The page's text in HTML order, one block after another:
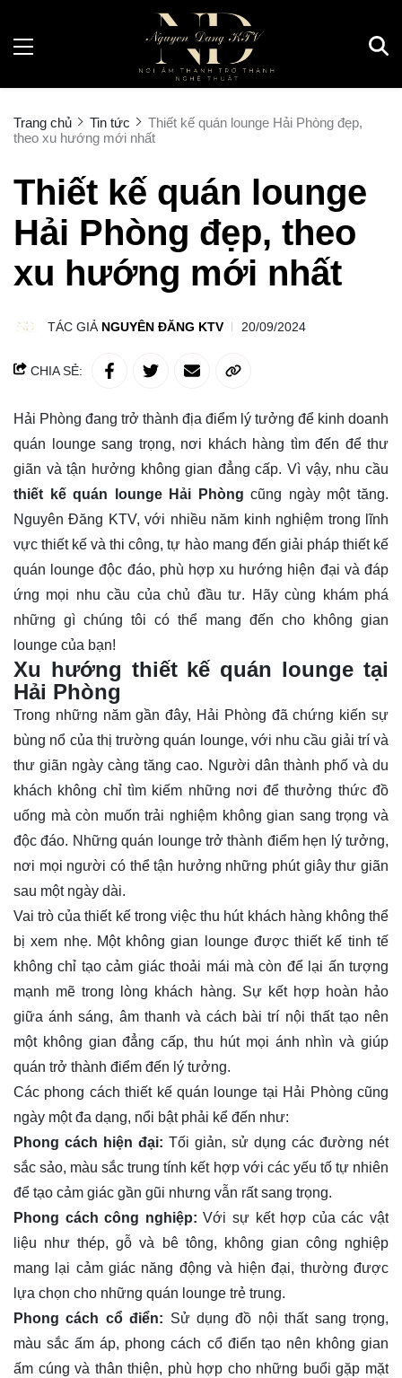
Trang chủ Tin tức
Thiết kế quán lounge Hải Phòng đẹp,
theo xu hướng mới nhất
Thiết kế quán lounge
Hải Phòng đẹp, theo
xu hướng mới nhất
TÁC GIẢ NGUYÊN ĐĂNG KTV 20/09/2024
CHIA SẺ:
Hải Phòng đang trở thành địa điểm lý tưởng để kinh doanh
quán lounge sang trọng, nơi khách hàng tìm đến để thư
giãn và tận hưởng không gian đẳng cấp. Vì vậy, nhu cầu
thiết kế quán lounge Hải Phòng cũng ngày một tăng.
Nguyên Đăng KTV, với nhiều năm kinh nghiệm trong lĩnh
vực thiết kế và thi công, tự hào mang đến giải pháp thiết kế
quán lounge độc đáo, phù hợp xu hướng hiện đại và đáp
ứng mọi nhu cầu của chủ đầu tư. Hãy cùng khám phá
những gì chúng tôi có thể mang đến cho không gian
lounge của bạn!
Xu hướng thiết kế quán lounge tại
Hải Phòng
Trong những năm gần đây, Hải Phòng đã chứng kiến sự
bùng nổ của thị trường quán lounge, với nhu cầu giải trí và
thư giãn ngày càng tăng cao. Người dân thành phố và du
khách không chỉ tìm kiếm những nơi để thưởng thức đồ
uống mà còn muốn trải nghiệm không gian sang trọng và
độc đáo. Những quán lounge trở thành điểm hẹn lý tưởng,
nơi mọi người có thể tận hưởng những phút giây thư giãn
sau một ngày dài.
Vai trò của thiết kế trong việc thu hút khách hàng không thể
bị xem nhẹ. Một không gian lounge được thiết kế tinh tế
không chỉ tạo cảm giác thoải mái mà còn để lại ấn tượng
mạnh mẽ trong lòng khách hàng. Sự kết hợp hoàn hảo
giữa ánh sáng, âm thanh và cách bài trí nội thất tạo nên
một không gian đẳng cấp, thu hút mọi ánh nhìn và giúp
quán trở thành điểm đến lý tưởng.
Các phong cách thiết kế quán lounge tại Hải Phòng cũng
ngày một đa dạng, nổi bật phải kể đến như:
Phong cách hiện đại: Tối giản, sử dụng các đường nét
sắc sảo, màu sắc trung tính kết hợp với các yếu tố tự nhiên
để tạo cảm giác gần gũi nhưng vẫn rất sang trọng.
Phong cách công nghiệp:Với sự kết hợp của các vật
liệu như thép, gỗ và bê tông, không gian công nghiệp
mang lại cảm giác năng động và hiện đại, thường được
lựa chọn cho những quán lounge trẻ trung.
Phong cách cổ điển: Sử dụng đồ nội thất sang trọng,
màu sắc ấm áp, phong cách cổ điển tạo nên không gian
ấm cúng và thân thiện, phù hợp cho những buổi gặp mặt